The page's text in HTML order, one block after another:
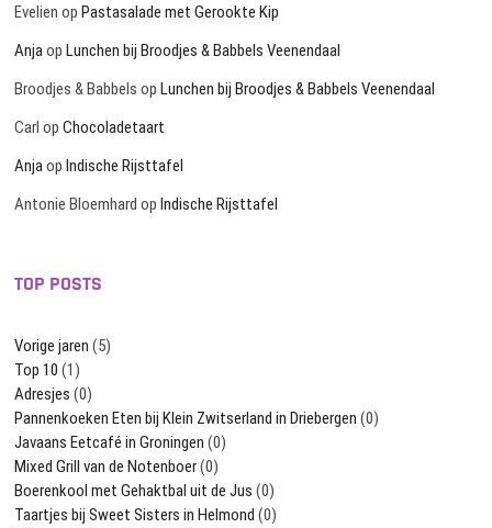
Evelien opPastasalade met Gerookte Kip
AnjaopLunchen bij Broodjes & Babbels Veenendaal
Broodjes & Babbels opLunchen bij Broodjes & Babbels Veenendaal
Carl opChocoladetaart
AnjaopIndische Rijsttafel
Antonie Bloemhard opIndische Rijsttafel
TOP POSTS
Vorige jaren (5)
Top 10 (1)
Adresjes (0)
Pannenkoeken Eten bij Klein Zwitserland in Driebergen (0)
Javaans Eetcafé in Groningen (0)
Mixed Grill van de Notenboer(0)
Boerenkool met Gehaktbal uit de Jus (0)
Taartjes bij Sweet Sisters in Helmond (0)